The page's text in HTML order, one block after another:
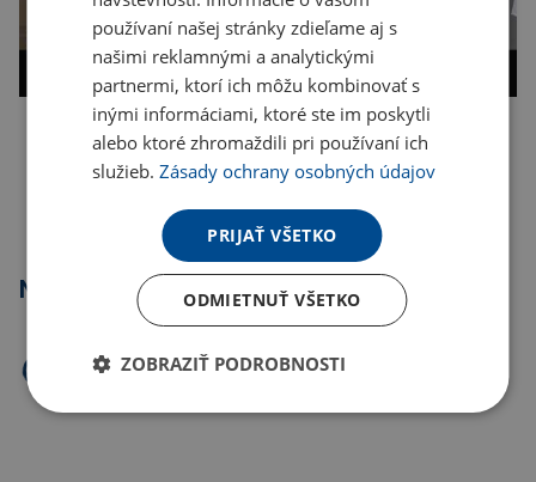
Kopírovať odkaz
Najpredávanejšie
používaní našej stránky zdieľame aj s
našimi reklamnými a analytickými
partnermi, ktorí ich môžu kombinovať s
inými informáciami, ktoré ste im poskytli
alebo ktoré zhromaždili pri používaní ich
služieb.Zásady ochrany osobných údajov
PRIJAŤ VŠETKO
ODMIETNUŤ VŠETKO
ZOBRAZIŤ PODROBNOSTI